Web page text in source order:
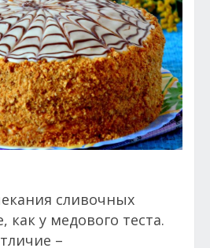
сливочных
как у медового теста.
–